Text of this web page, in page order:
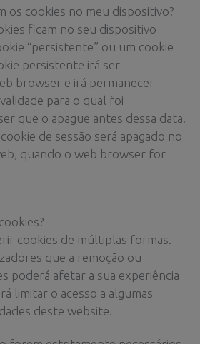
os cookies no meu dispositivo?
ficam no seu dispositivo
“persistente” ou um cookie
persistente irá ser
browser e irá permanecer
para o qual foi
que o apague antes dessa data.
de sessão será apagado no
quando o web browser for
cookies de múltiplas formas.
que a remoção ou
poderá afetar a sua experiência
limitar o acesso a algumas
deste website.